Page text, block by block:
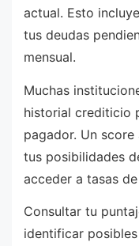
actual. Esto
tus deudas
mensual.
Muchas
historial crediticio
pagador. Un
tus posibilidades
acceder a tasas
Consultar tu
identificar